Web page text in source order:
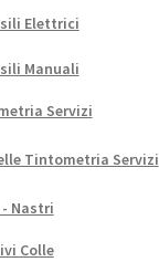
Elettrici
Manuali
Servizi
Tintometria Servizi
Nastri
Colle